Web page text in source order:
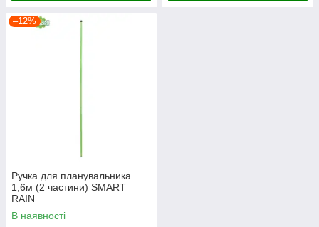
–12%
Ручка для планувальника
1,6м (2 частини) SMART
RAIN
В наявності